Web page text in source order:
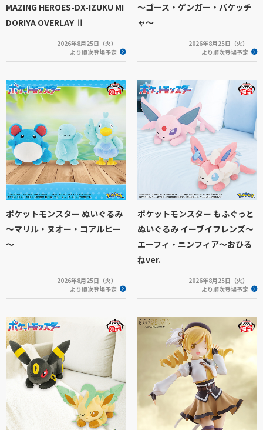
MAZING HEROES-DX-IZUKU MI
DORIYA OVERLAY Ⅱ
2026年8月25日（火）
より順次登場予定
～ゴース・ゲンガー・バケッチ
ャ～
2026年8月25日（火）
より順次登場予定
ポケットモンスター ぬいぐるみ
～マリル・ヌオー・コアルヒー
～
2026年8月25日（火）
より順次登場予定
ポケットモンスター もふぐっと
ぬいぐるみ イーブイフレンズ～
エーフィ・ニンフィア～おひる
ねver.
2026年8月25日（火）
より順次登場予定